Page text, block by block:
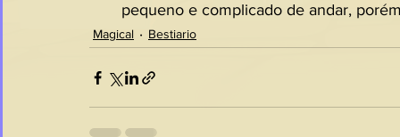
pequeno e complicado de andar,
Magical Bestiario